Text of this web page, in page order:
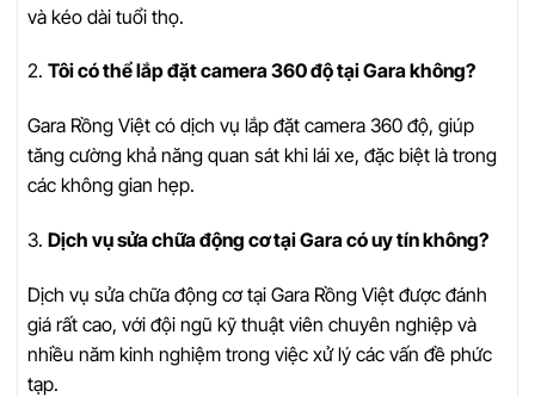
và kéo dài tuổi thọ.
2. Tôi có thể lắp đặt camera 360 độ tại Gara không?
Gara Rồng Việt có dịch vụ lắp đặt camera 360 độ, giúp
tăng cường khả năng quan sát khi lái xe, đặc biệt là trong
các không gian hẹp.
3. Dịch vụ sửa chữa động cơ tại Gara có uy tín không?
Dịch vụ sửa chữa động cơ tại Gara Rồng Việt được đánh
giá rất cao, với đội ngũ kỹ thuật viên chuyên nghiệp và
nhiều năm kinh nghiệm trong việc xử lý các vấn đề phức
tạp.